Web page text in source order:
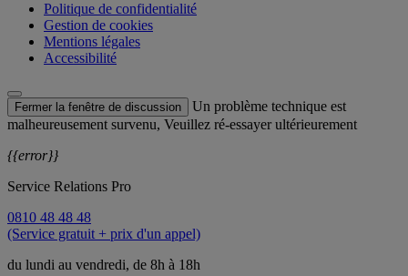
Politique de confidentialité
Gestion de cookies
Mentions légales
Accessibilité
Fermer la fenêtre de discussion
Un problème technique est
malheureusement survenu, Veuillez ré-essayer ultérieurement
{{error}}
Service Relations Pro
0810 48 48 48
(Service gratuit + prix d'un appel)
du lundi au vendredi, de 8h à 18h